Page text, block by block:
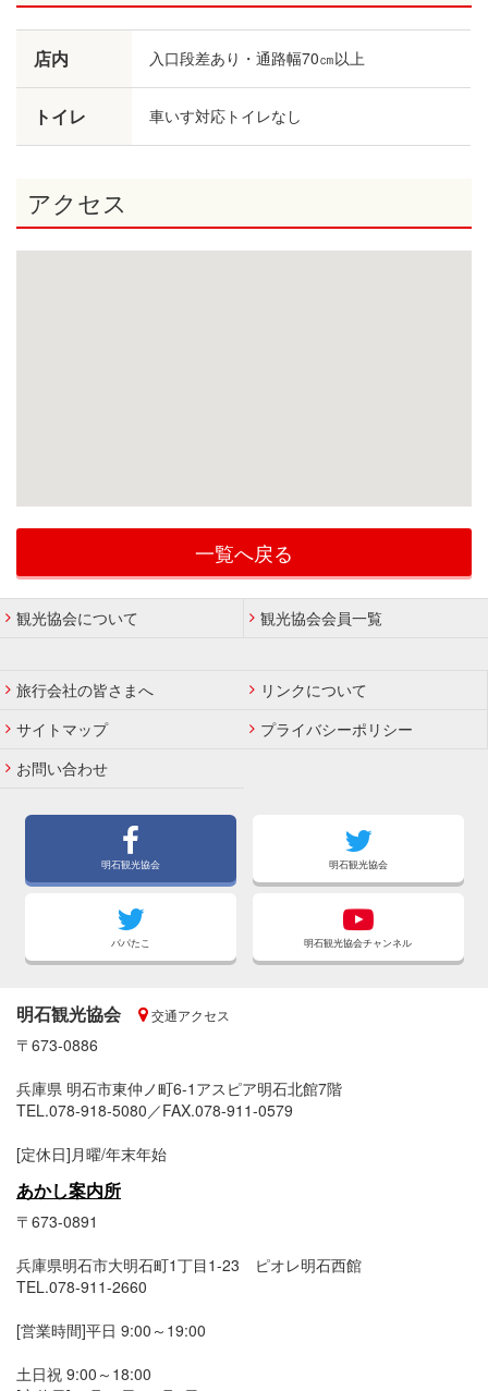
店内 入口段差あり・通路幅70㎝以上
トイレ 車いす対応トイレなし
アクセス
一覧へ戻る
観光協会について 観光協会会員一覧
旅行会社の皆さまへ
リンクについて
サイトマップ
プライバシーポリシー
お問い合わせ
明石観光協会 明石観光協会
パパたこ 明石観光協会チャンネル
明石観光協会 交通アクセス
〒673-0886
兵庫県 明石市東仲ノ町6-1アスピア明石北館7階
TEL.078-918-5080／FAX.078-911-0579
[定休日]月曜/年末年始
あかし案内所
〒673-0891
兵庫県明石市大明石町1丁目1-23 ピオレ明石西館
TEL.078-911-2660
[営業時間]平日 9:00～19:00
土日祝 9:00～18:00